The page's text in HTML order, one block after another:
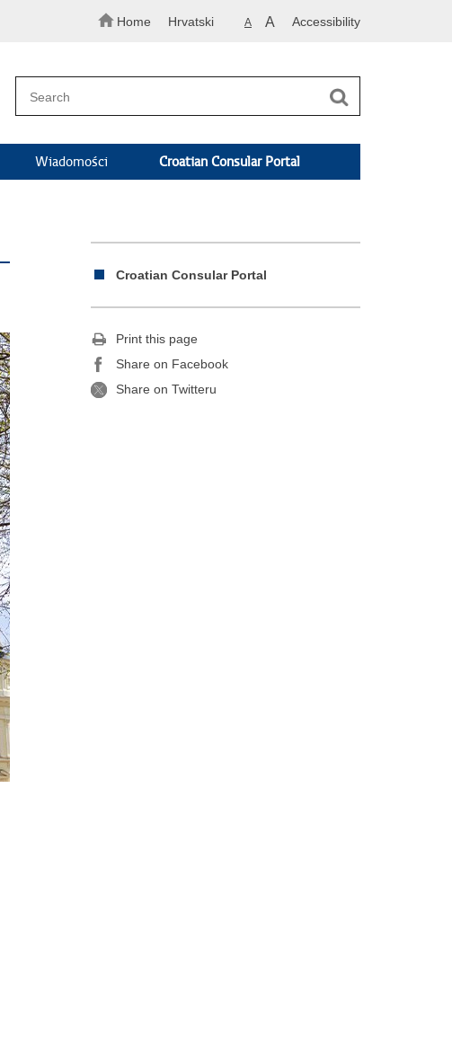
Home Hrvatski A A Accessibility
Wiadomości Croatian Consular Portal
Croatian Consular Portal
Print this page
Share on Facebook
Share on Twitteru